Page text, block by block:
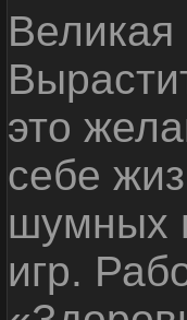
Великая
это
себе
шумных
игр.